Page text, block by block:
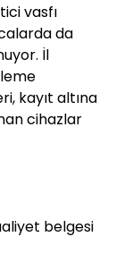
vasfı
da
İl
kayıt altına
cihazlar
belgesi